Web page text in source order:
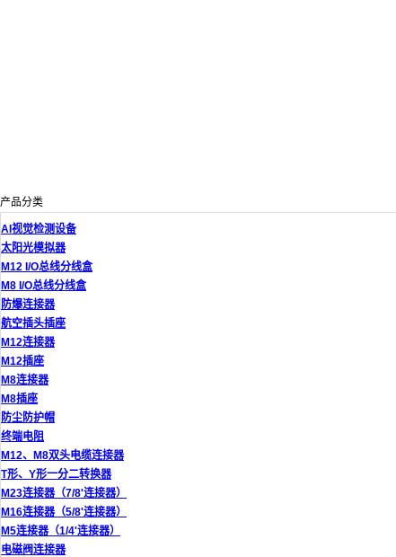
产品分类
AI视觉检测设备
太阳光模拟器
M12 I/O总线分线盒
M8 I/O总线分线盒
防爆连接器
航空插头插座
M12连接器
M12插座
M8连接器
M8插座
防尘防护帽
终端电阻
M12、M8双头电缆连接器
T形、Y形一分二转换器
M23连接器（7/8'连接器）
M16连接器（5/8'连接器）
M5连接器（1/4'连接器）
电磁阀连接器